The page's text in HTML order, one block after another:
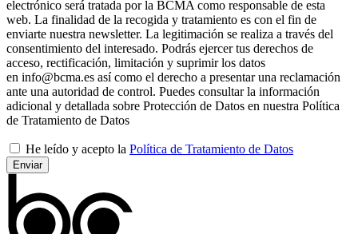
electrónico será tratada por la BCMA como responsable de esta
web. La finalidad de la recogida y tratamiento es con el fin de
enviarte nuestra newsletter. La legitimación se realiza a través del
consentimiento del interesado. Podrás ejercer tus derechos de
acceso, rectificación, limitación y suprimir los datos
en info@bcma.es así como el derecho a presentar una reclamación
ante una autoridad de control. Puedes consultar la información
adicional y detallada sobre Protección de Datos en nuestra Política
de Tratamiento de Datos
He leído y acepto la Política de Tratamiento de Datos